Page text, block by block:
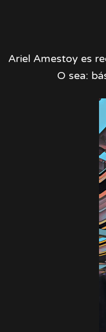
Ariel Amestoy es
O sea: